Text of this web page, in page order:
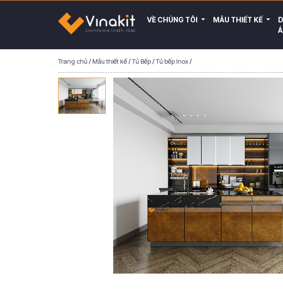
VỀ CHÚNG TÔI MẪU THIẾT KẾ
Trang chủ/Mẫu thiết kế/Tủ Bếp/Tủ bếp Inox/